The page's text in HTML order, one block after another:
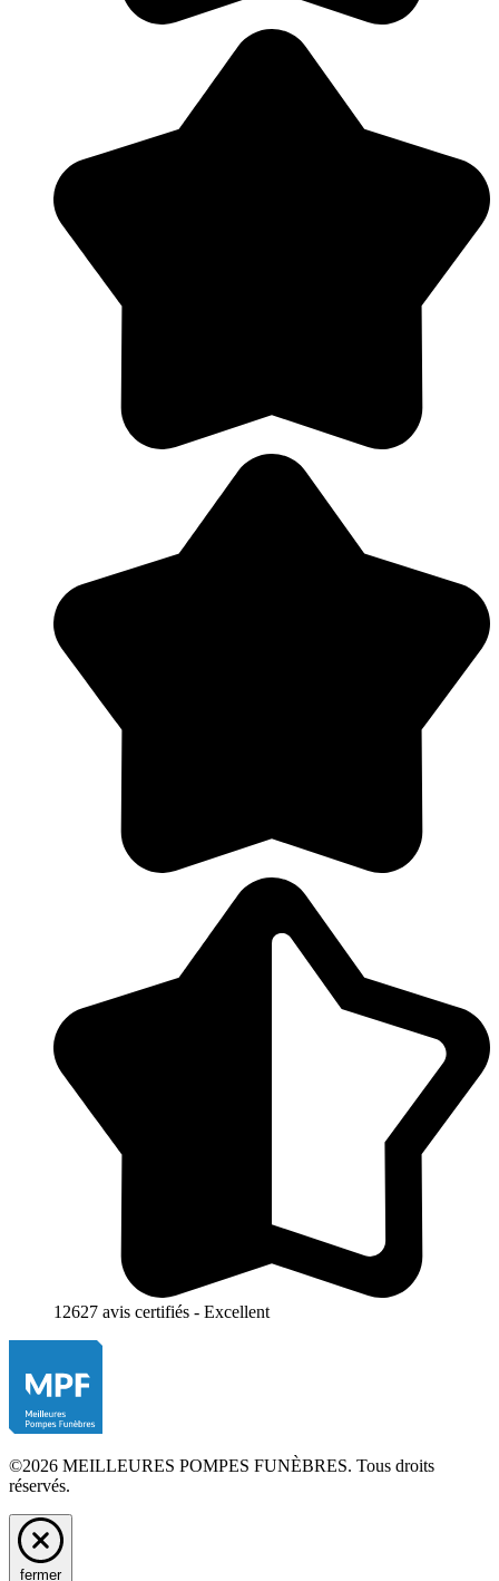
12627 avis certifiés - Excellent
©2026 MEILLEURES POMPES FUNÈBRES. Tous droits
réservés.
fermer